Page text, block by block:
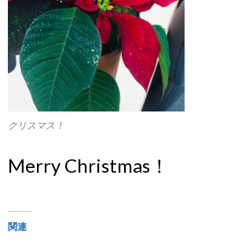
クリスマス！
Merry Christmas！
関連